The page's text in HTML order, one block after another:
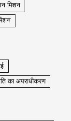
मिशन
का अपराधीकरण